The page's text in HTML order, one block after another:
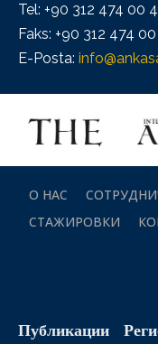
Tel: +90 312 474 00
Faks: +90 312 474
E-Posta:
О НАС
СТАЖИРОВКИ
Публикации